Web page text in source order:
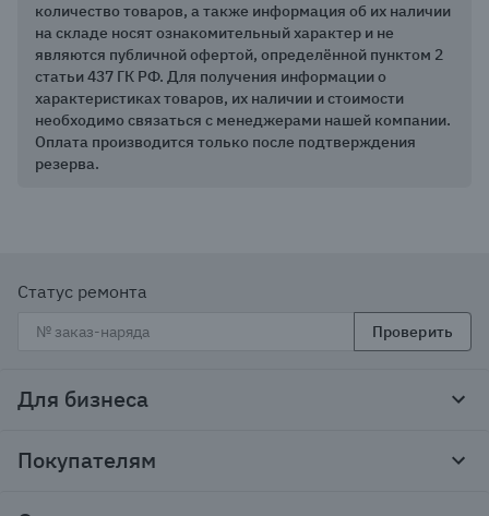
количество товаров, а также информация об их наличии
на складе носят ознакомительный характер и не
являются публичной офертой, определённой пунктом 2
статьи 437 ГК РФ. Для получения информации о
характеристиках товаров, их наличии и стоимости
необходимо связаться с менеджерами нашей компании.
Оплата производится только после подтверждения
резерва.
Статус ремонта
Проверить
Для бизнеса
Тендеры и гос закупки
Покупателям